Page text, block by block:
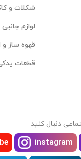
شکلات و
لوازم
قهوه ساز و
قطعات
دنبال کنید
instagram